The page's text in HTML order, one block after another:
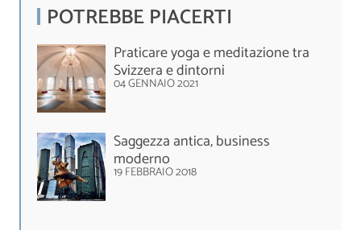
POTREBBE PIACERTI
Praticare yoga e meditazione tra
Svizzera e dintorni
04 GENNAIO 2021
Saggezza antica, business
moderno
19 FEBBRAIO 2018